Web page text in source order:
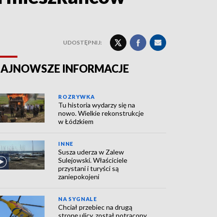
UDOSTĘPNIJ:
INFORMACJE
ROZRYWKA
Tu historia wydarzy się na
nowo. Wielkie rekonstrukcje
w Łódzkiem
INNE
Susza uderza w Zalew
Sulejowski. Właściciele
przystani i turyści są
zaniepokojeni
NA SYGNALE
Chciał przebiec na drugą
stronę ulicy, został potrącony.